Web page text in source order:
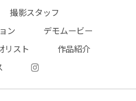
撮影スタッフ
ン
デモムービー
リスト
作品紹介